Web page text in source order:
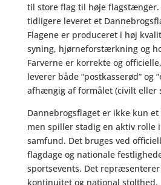
til store flag til høje flagstænger.
tidligere leveret et
Flagene er produceret i høj
syning, hjørneforstærkning og
Farverne er korrekte og
leverer både “postkasserød” og
afhængig af formålet (civilt eller
Dannebrogsflaget er ikke kun
men spiller stadig en aktiv rolle
samfund. Det bruges ved
flagdage og nationale
sportsevents. Det
kontinuitet og national stolthed.